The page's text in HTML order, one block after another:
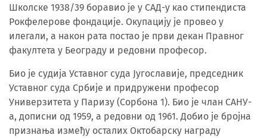
Школске 1938/39 боравио је у САД-у као стипендиста
Рокфелерове фондације. Окупацију је провео у
илегали, а након рата постао је први декан Правног
факултета у Београду и редовни професор.
Био је судија Уставног суда Југославије, председник
Уставног суда Србије и придружени професор
Универзитета у Паризу (Сорбона 1). Био је члан САНУ-
а, дописни од 1959, а редовни од 1961. Добио је бројна
признања између осталих Октобарску награду